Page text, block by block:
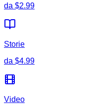
da $2.99
Storie
da $4.99
Video